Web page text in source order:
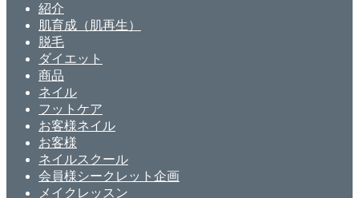
紹介
肌育成（肌再生）
脱毛
ダイエット
商品
ネイル
フットケア
お客様ネイル
お客様
ネイルスクール
会員様シークレット企画
メイクレッスン